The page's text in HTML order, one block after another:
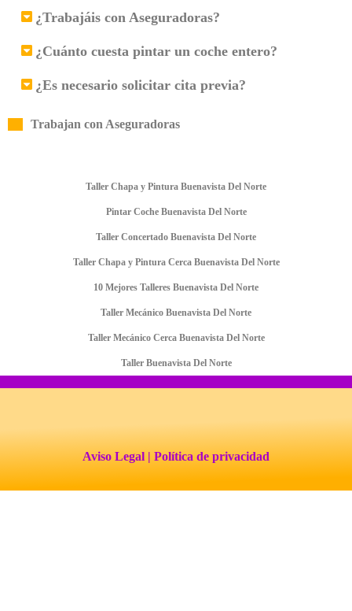
¿Trabajáis con Aseguradoras?
¿Cuánto cuesta pintar un coche entero?
¿Es necesario solicitar cita previa?
Trabajan con Aseguradoras
Taller Chapa y Pintura Buenavista Del Norte
Pintar Coche Buenavista Del Norte
Taller Concertado Buenavista Del Norte
Taller Chapa y Pintura Cerca Buenavista Del Norte
10 Mejores Talleres Buenavista Del Norte
Taller Mecánico Buenavista Del Norte
Taller Mecánico Cerca Buenavista Del Norte
Taller Buenavista Del Norte
Aviso Legal | Política de privacidad